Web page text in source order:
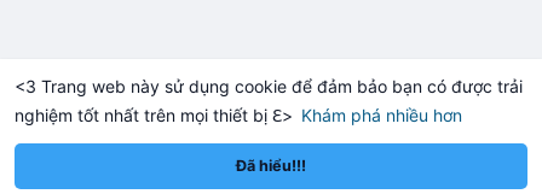
<3 Trang web này sử dụng cookie để đảm bảo bạn có được trải
nghiệm tốt nhất trên mọi thiết bị ℇ> Khám phá nhiều hơn
Đã hiểu!!!
+0.06% Solana SOL $76.15 +2.86%